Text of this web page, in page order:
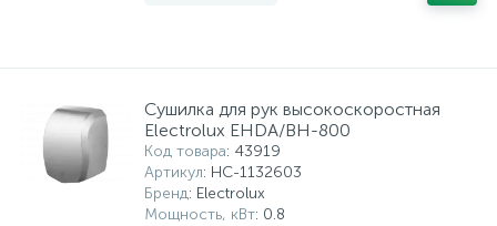
Сушилка для рук высокоскоростная
Electrolux EHDA/BH-800
Код товара: 43919
Артикул: НС-1132603
Бренд: Electrolux
Мощность, кВт: 0.8